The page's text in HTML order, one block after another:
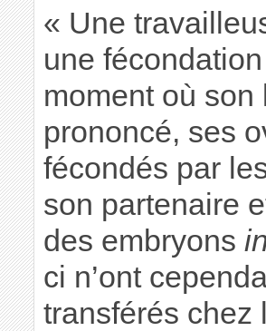
« Une
une
moment où
prononcé, ses
fécondés par
son partenaire
des embryons
ci n’ont
transférés chez